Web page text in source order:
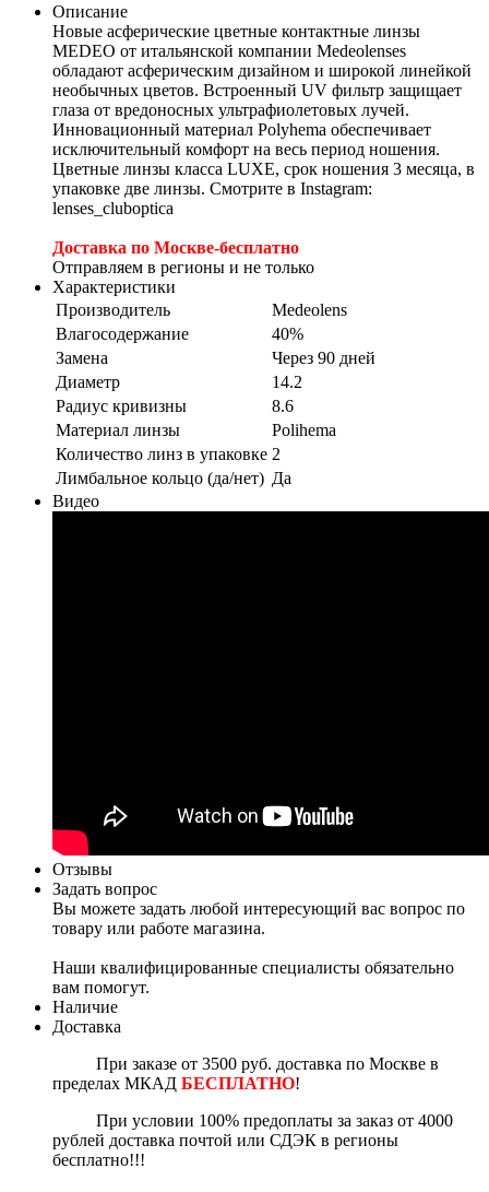
Описание
Новые асферические цветные контактные линзы
MEDEO от итальянской компании Medeolenses
обладают асферическим дизайном и широкой линейкой
необычных цветов. Встроенный UV фильтр защищает
глаза от вредоносных ультрафиолетовых лучей.
Инновационный материал Polyhema обеспечивает
исключительный комфорт на весь период ношения.
Цветные линзы класса LUXE, срок ношения 3 месяца, в
упаковке две линзы. Смотрите в Instagram:
lenses_cluboptica
Доставка по Москве-бесплатно
Отправляем в регионы и не только
Характеристики
Производитель
Medeolens
Влагосодержание
40%
Замена
Через 90 дней
Диаметр
14.2
Радиус кривизны
8.6
Материал линзы
Polihema
Количество линз в упаковке 2
Лимбальное кольцо (да/нет) Да
Видео
Отзывы
Задать вопрос
Вы можете задать любой интересующий вас вопрос по
товару или работе магазина.
Наши квалифицированные специалисты обязательно
вам помогут.
Наличие
Доставка
При заказе от 3500 руб. доставка по Москве в
пределах МКАД БЕСПЛАТНО!
При условии 100% предоплаты за заказ от 4000
рублей доставка почтой или СДЭК в регионы
бесплатно!!!